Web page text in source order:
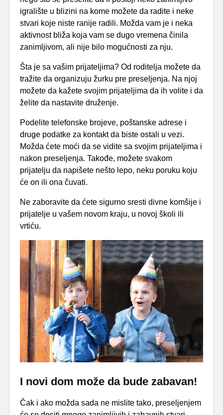
igralište u blizini na kome možete da radite i neke
stvari koje niste ranije radili. Možda vam je i neka
aktivnost bliža koja vam se dugo vremena činila
zanimljivom, ali nije bilo mogućnosti za nju.
Šta je sa vašim prijateljima? Od roditelja možete da
tražite da organizuju žurku pre preseljenja. Na njoj
možete da kažete svojim prijateljima da ih volite i da
želite da nastavite druženje.
Podelite telefonske brojeve, poštanske adrese i
druge podatke za kontakt da biste ostali u vezi.
Možda ćete moći da se vidite sa svojim prijateljima i
nakon preseljenja. Takođe, možete svakom
prijatelju da napišete nešto lepo, neku poruku koju
će on ili ona čuvati.
Ne zaboravite da ćete sigurno sresti divne komšije i
prijatelje u vašem novom kraju, u novoj školi ili
vrtiću.
I novi dom može da bude zabavan!
Čak i ako možda sada ne mislite tako, preseljenjem